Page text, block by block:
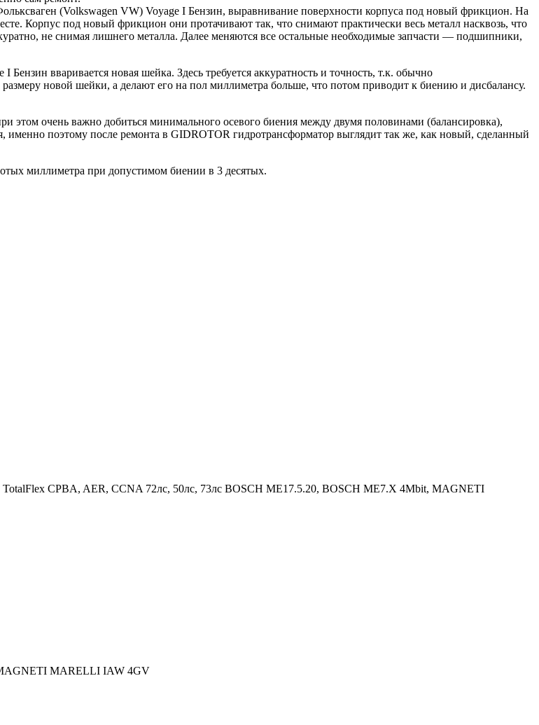
(Volkswagen VW) Voyage I Бензин, выравнивание поверхности корпуса под новый фрикцион. На
Корпус под новый фрикцион они протачивают так, что снимают практически весь металл насквозь, что
не снимая лишнего металла. Далее меняются все остальные необходимые запчасти — подшипники,
вваривается новая шейка. Здесь требуется аккуратность и точность, т.к. обычно
новой шейки, а делают его на пол миллиметра больше, что потом приводит к биению и дисбалансу.
этом очень важно добиться минимального осевого биения между двумя половинами (балансировка),
именно поэтому после ремонта в GIDROTOR гидротрансформатор выглядит так же, как новый, сделанный
миллиметра при допустимом биении в 3 десятых.
CPBA, AER, CCNA 72лс, 50лс, 73лс BOSCH ME17.5.20, BOSCH ME7.X 4Mbit, MAGNETI
MARELLI IAW 4GV